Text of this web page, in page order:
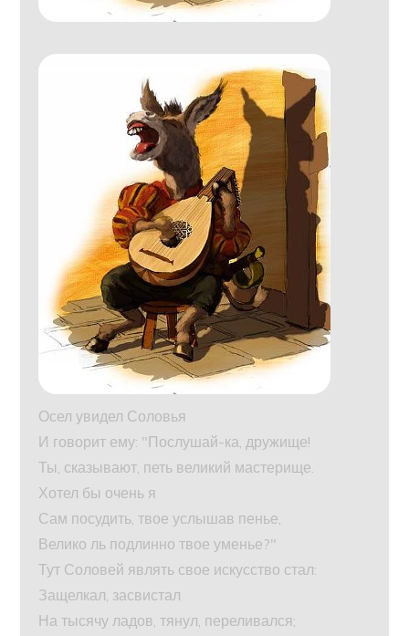
Осел увидел Соловья
И говорит ему: "Послушай-ка, дружище!
Ты, сказывают, петь великий мастерище.
Хотел бы очень я
Сам посудить, твое услышав пенье,
Велико ль подлинно твое уменье?"
Тут Соловей являть свое искусство стал:
Защелкал, засвистал
На тысячу ладов, тянул, переливался;